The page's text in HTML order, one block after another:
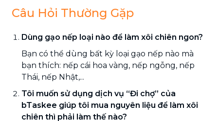
Câu Hỏi Thường Gặp
Dùng gạo nếp loại nào để làm xôi chiên ngon?
Bạn có thể dùng bất kỳ loại gạo nếp nào mà
bạn thích: nếp cái hoa vàng, nếp ngỗng, nếp
Thái, nếp Nhật,...
Tôi muốn sử dụng dịch vụ “Đi chợ” của
bTaskee giúp tôi mua nguyên liệu để làm xôi
chiên thì phải làm thế nào?